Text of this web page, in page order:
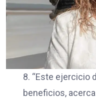
8. “Este ejercicio
beneficios,